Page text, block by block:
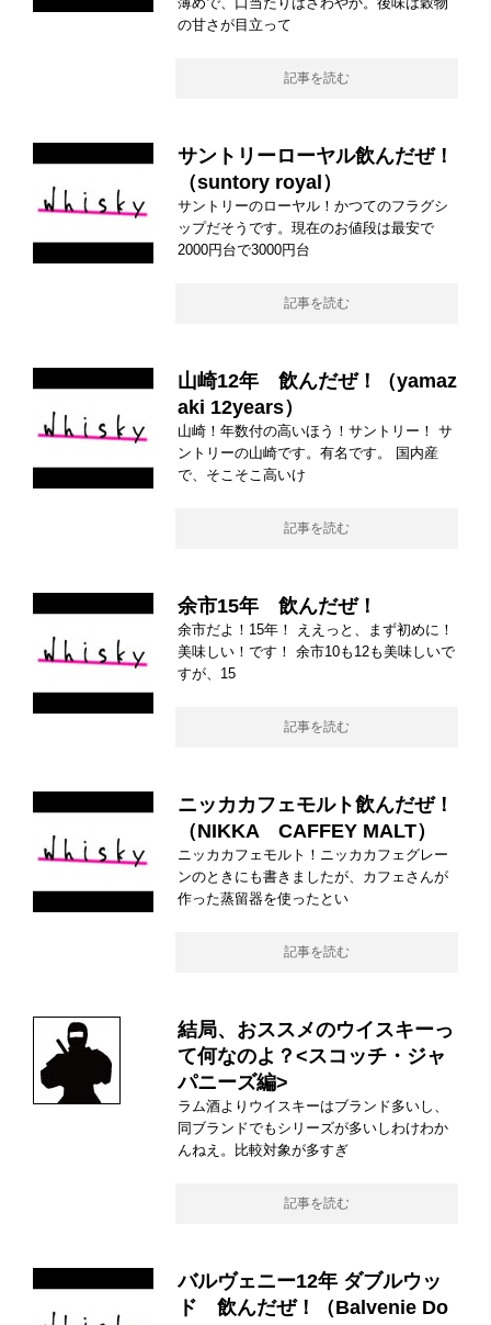
の甘さが目立って
記事を読む
サントリーローヤル飲んだぜ！
（suntory royal）
サントリーのローヤル！かつてのフラグシ
ップだそうです。現在のお値段は最安で
2000円台で3000円台
記事を読む
山崎12年 飲んだぜ！（yamaz
aki 12years）
山崎！年数付の高いほう！サントリー！ サ
ントリーの山崎です。有名です。 国内産
で、そこそこ高いけ
記事を読む
余市15年 飲んだぜ！
余市だよ！15年！ ええっと、まず初めに！
美味しい！です！ 余市10も12も美味しいで
すが、15
記事を読む
ニッカカフェモルト飲んだぜ！
（NIKKA CAFFEY MALT）
ニッカカフェモルト！ニッカカフェグレー
ンのときにも書きましたが、カフェさんが
作った蒸留器を使ったとい
記事を読む
結局、おススメのウイスキーっ
て何なのよ？<スコッチ・ジャ
パニーズ編>
ラム酒よりウイスキーはブランド多いし、
同ブランドでもシリーズが多いしわけわか
んねえ。比較対象が多すぎ
記事を読む
バルヴェニー12年 ダブルウッ
ド 飲んだぜ！（Balvenie Do